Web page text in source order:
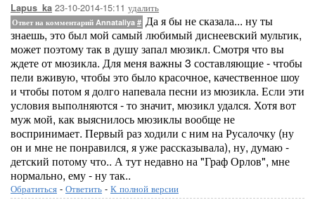
Lapus_ka 23-10-2014-15:11 удалить
Ответ на комментарий Annataliya # Да я бы не сказала... ну ты
знаешь, это был мой самый любимый диснеевский мультик,
может поэтому так в душу запал мюзикл. Смотря что вы
ждете от мюзикла. Для меня важны 3 составляющие - чтобы
пели вживую, чтобы это было красочное, качественное шоу
и чтобы потом я долго напевала песни из мюзикла. Если эти
условия выполняются - то значит, мюзикл удался. Хотя вот
муж мой, как выяснилось мюзиклы вообще не
воспринимает. Первый раз ходили с ним на Русалочку (ну
он и мне не понравился, я уже рассказывала), ну, думаю -
детский потому что.. А тут недавно на "Граф Орлов", мне
нормально, ему - ну так..
Обратиться - Ответить - К полной версии